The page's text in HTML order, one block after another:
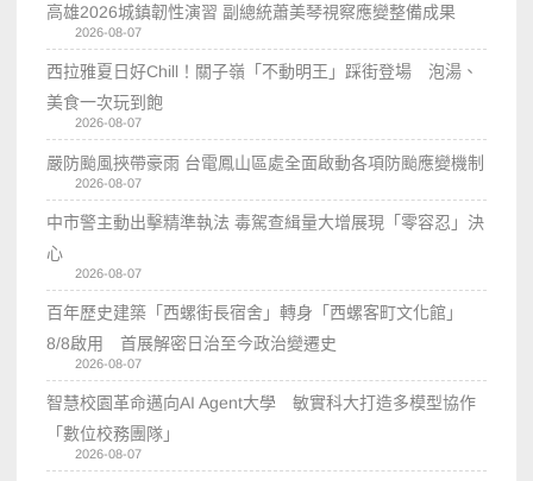
高雄2026城鎮韌性演習 副總統蕭美琴視察應變整備成果
2026-08-07
西拉雅夏日好Chill！關子嶺「不動明王」踩街登場 泡湯、
美食一次玩到飽
2026-08-07
嚴防颱風挾帶豪雨 台電鳳山區處全面啟動各項防颱應變機制
2026-08-07
中市警主動出擊精準執法 毒駕查緝量大增展現「零容忍」決
心
2026-08-07
百年歷史建築「西螺街長宿舍」轉身「西螺客町文化館」
8/8啟用 首展解密日治至今政治變遷史
2026-08-07
智慧校園革命邁向AI Agent大學 敏實科大打造多模型協作
「數位校務團隊」
2026-08-07